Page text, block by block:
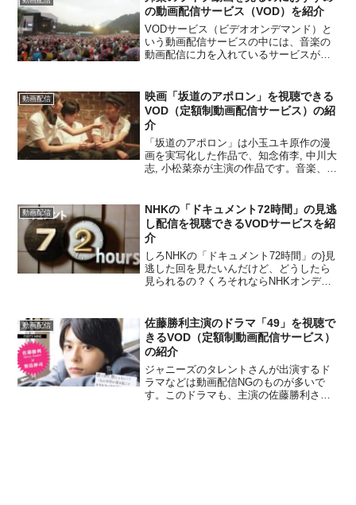
おすすめのサービス教えて...
の動画配信サービス（VOD）を紹介
VODサービス（ビデオオンデマンド）と
いう動画配信サービスの中には、音楽の
動画配信に力を入れているサービスが幾
く見ることができるサービスを紹介した
いと思います。邦楽が好...
動画配信
映画「坂道のアポロン」を視聴できる
VOD（定額制動画配信サービス）の紹
介
「坂道のアポロン」は小玉ユキ原作の漫
画を実写化した作品で、知念侑李, 中川大
志, 小松菜奈が主演の作品です。音楽、恋
たものを撮影しており、圧巻です。現
在、以下の VOD...
動画配信
NHKの「ドキュメント72時間」の見逃
し配信を視聴できるVODサービスを紹
介
しろNHKの「ドキュメント72時間」の}見
逃した回を見たいんだけど、どうしたら
見られるの？くろそれならNHKオンデマ
サービスを紹介します。NHKオンデマン
ドってどんな...
動画配信
佐藤勝利主演のドラマ「49」を視聴で
きるVOD（定額制動画配信サービス）
の紹介
ジャニーズのタレントさんが出演するド
ラマなどは動画配信NGのものが多いで
す。このドラマも、主演の佐藤勝利さん